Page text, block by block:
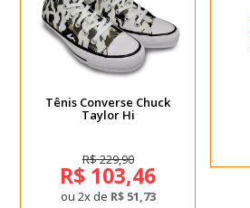
Tênis Converse Chuck
Taylor Hi
R$ 229,90
R$ 103,46
ou 2x de R$ 51,73